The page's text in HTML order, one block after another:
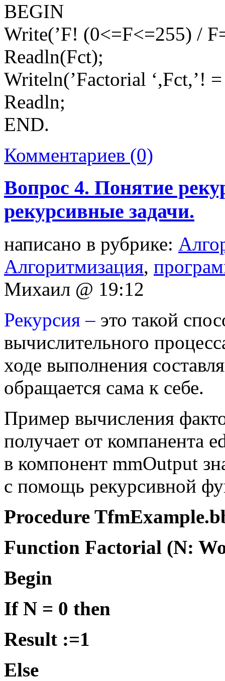
BEGIN
Write(’F! (0<=F<=255) /
Readln(Fct);
Writeln(’Factorial ‘,Fct,’!
Readln;
END.
Комментариев (0)
Вопрос 4. Понятие
рекурсивные задачи.
написано в рубрике:
Алгоритмизация,
Михаил @ 19:12
Рекурсия – это такой
вычислительного
ходе выполнения
обращается сама к себе.
Пример вычисления
получает от компанента
в компонент mmOutput
с помощь рекурсивной
Procedure
Function Factorial (N:
Begin
If N = 0 then
Result :=1
Else